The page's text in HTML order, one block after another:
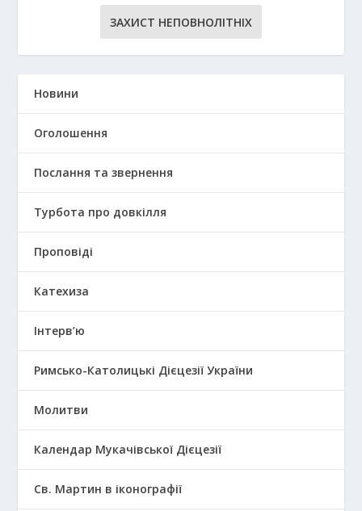
ЗАХИСТ НЕПОВНОЛІТНІХ
Новини
Оголошення
Послання та звернення
Турбота про довкілля
Проповіді
Катехиза
Інтерв’ю
Римсько-Католицькі Дієцезії України
Молитви
Календар Мукачівської Дієцезії
Св. Мартин в іконографії